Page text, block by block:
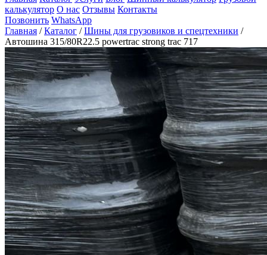
калькулятор О нас Отзывы Контакты
Позвонить WhatsApp
Главная / Каталог / Шины для грузовиков и спецтехники /
Автошина 315/80R22.5 powertrac strong trac 717